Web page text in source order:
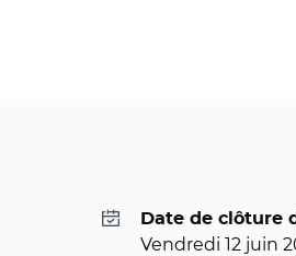
Date de clôture
Vendredi 12 juin